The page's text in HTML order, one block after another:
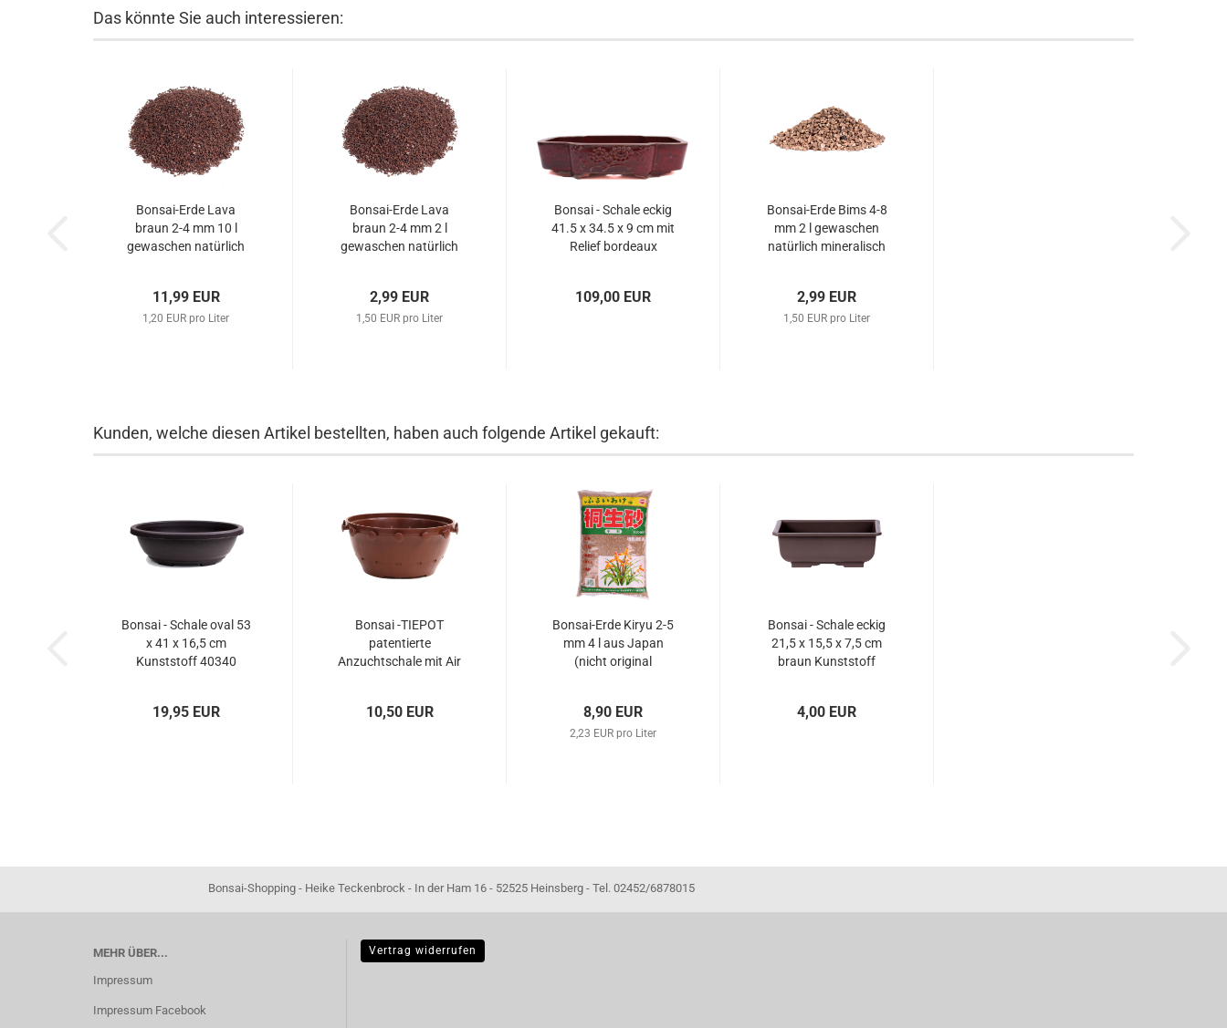
Das könnte Sie auch interessieren:
Bonsai-Erde Lava
braun 2-4 mm 10 l
gewaschen natürlich
11,99 EUR
1,20 EUR pro Liter
Bonsai-Erde Lava
braun 2-4 mm 2 l
gewaschen natürlich
2,99 EUR
1,50 EUR pro Liter
Bonsai - Schale eckig
41.5 x 34.5 x 9 cm mit
Relief bordeaux
109,00 EUR
Bonsai-Erde Bims 4-8
mm 2 l gewaschen
natürlich mineralisch
2,99 EUR
1,50 EUR pro Liter
Kunden, welche diesen Artikel bestellten, haben auch folgende Artikel gekauft:
Bonsai - Schale oval 53
x 41 x 16,5 cm
Kunststoff 40340
19,95 EUR
Bonsai -TIEPOT
patentierte
Anzuchtschale mit Air
10,50 EUR
Bonsai-Erde Kiryu 2-5
mm 4 l aus Japan
(nicht original
8,90 EUR
2,23 EUR pro Liter
Bonsai - Schale eckig
21,5 x 15,5 x 7,5 cm
braun Kunststoff
4,00 EUR
Bonsai-Shopping - Heike Teckenbrock - In der Ham 16 - 52525 Heinsberg - Tel. 02452/6878015
MEHR ÜBER...
Impressum
Impressum Facebook
Vertrag widerrufen